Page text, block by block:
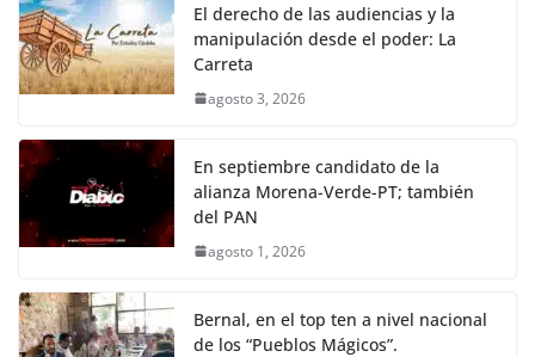
El derecho de las audiencias y la
manipulación desde el poder: La
Carreta
agosto 3, 2026
En septiembre candidato de la
alianza Morena-Verde-PT; también
del PAN
agosto 1, 2026
Bernal, en el top ten a nivel nacional
de los “Pueblos Mágicos”.